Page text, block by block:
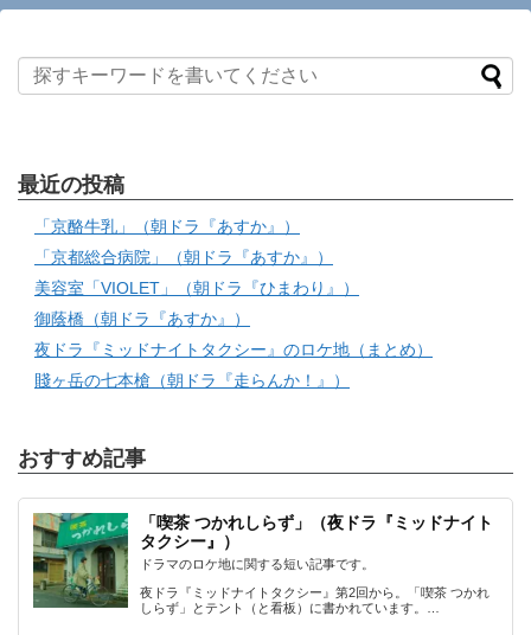
最近の投稿
「京酪牛乳」（朝ドラ『あすか』）
「京都総合病院」（朝ドラ『あすか』）
美容室「VIOLET」（朝ドラ『ひまわり』）
御蔭橋（朝ドラ『あすか』）
夜ドラ『ミッドナイトタクシー』のロケ地（まとめ）
賤ヶ岳の七本槍（朝ドラ『走らんか！』）
おすすめ記事
「喫茶 つかれしらず」（夜ドラ『ミッドナイト
タクシー』）
ドラマのロケ地に関する短い記事です。
夜ドラ『ミッドナイトタクシー』第2回から。「喫茶 つかれ
しらず」とテント（と看板）に書かれています。…